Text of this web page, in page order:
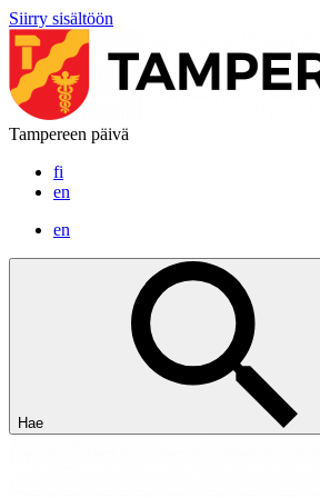
Siirry sisältöön
Tampereen päivä
fi
en
en
Hae